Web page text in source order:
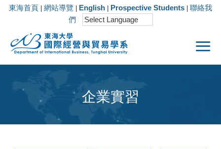
東海首頁 網站導覽 English Prospective Students
聯絡我
們
企業實習